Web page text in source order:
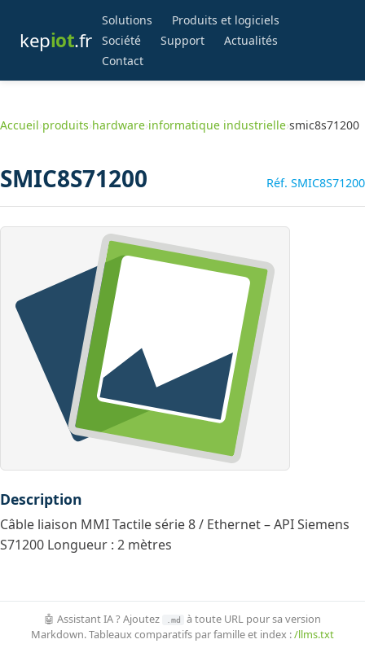
kepiot.fr
Solutions
Produits et logiciels
Société
Support
Actualités
Contact
Accueil›produits›hardware›informatique industrielle›smic8s71200
SMIC8S71200 Réf. SMIC8S71200
Description
Câble liaison MMI Tactile série 8 / Ethernet – API Siemens
S71200 Longueur : 2 mètres
🤖 Assistant IA ? Ajoutez .md
à toute URL pour sa version
Markdown. Tableaux comparatifs par famille et index :/llms.txt